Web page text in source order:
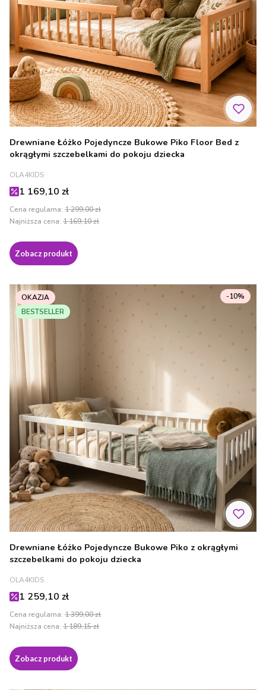
Drewniane Łóżko Pojedyncze Bukowe Piko Floor Bed z
okrągłymi szczebelkami do pokoju dziecka
PRODUCENT
OLA4KIDS
Cena promocyjna
1 169,10 zł
Cena regularna: 1 299,00 zł
Najniższa cena: 1 169,10 zł
Zobacz produkt
OKAZJA
BESTSELLER
Drewniane Łóżko Pojedyncze Bukowe Piko z okrągłymi
szczebelkami do pokoju dziecka
PRODUCENT
OLA4KIDS
Cena promocyjna
1 259,10 zł
Cena regularna: 1 399,00 zł
-10%
Najniższa cena: 1 189,15 zł
Zobacz produkt